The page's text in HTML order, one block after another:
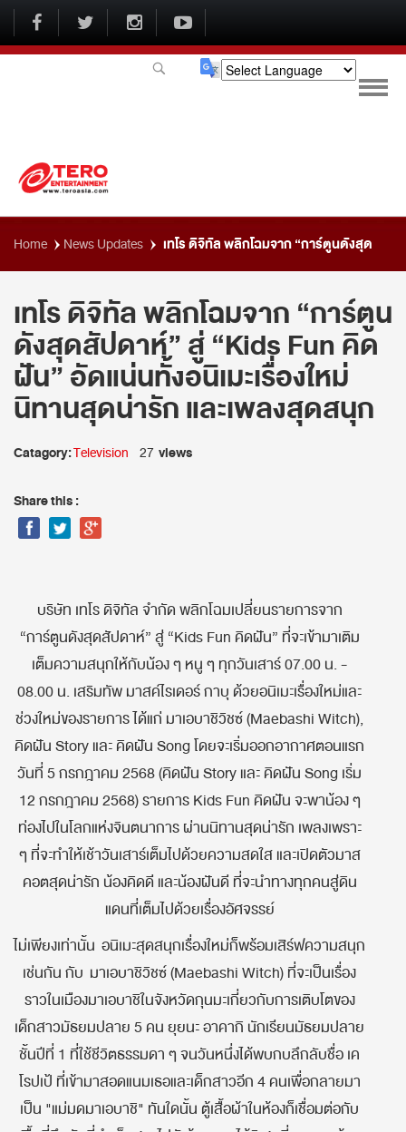
Home News Updates เทโร ดิจิทัล พลิกโฉมจาก “การ์ตูนดังสุด
สัปดาห์” สู่ “Kids Fun คิดฝัน” อัดแน่นทั้งอนิเมะเรื่องใหม่ นิทานสุดน่ารัก
และเพลงสุดสนุก
เทโร ดิจิทัล พลิกโฉมจาก “การ์ตูน
ดังสุดสัปดาห์” สู่ “Kids Fun คิด
ฝัน” อัดแน่นทั้งอนิเมะเรื่องใหม่
นิทานสุดน่ารัก และเพลงสุดสนุก
Catagory:Television 27 views
Share this :
บริษัท เทโร ดิจิทัล จำกัด พลิกโฉมเปลี่ยนรายการจาก
“การ์ตูนดังสุดสัปดาห์” สู่ “Kids Fun คิดฝัน” ที่จะเข้ามาเติม
เต็มความสนุกให้กับน้อง ๆ หนู ๆ ทุกวันเสาร์ 07.00 น. -
08.00 น. เสริมทัพ มาสค์ไรเดอร์ กาบุ ด้วยอนิเมะเรื่องใหม่และ
ช่วงใหม่ของรายการ ได้แก่ มาเอบาชิวิชซ์ (Maebashi Witch),
คิดฝัน Story และ คิดฝัน Song โดยจะเริ่มออกอากาศตอนแรก
วันที่ 5 กรกฎาคม 2568 (คิดฝัน Story และ คิดฝัน Song เริ่ม
12 กรกฎาคม 2568) รายการ Kids Fun คิดฝัน จะพาน้อง ๆ
ท่องไปในโลกแห่งจินตนาการ ผ่านนิทานสุดน่ารัก เพลงเพราะ
ๆ ที่จะทำให้เช้าวันเสาร์เต็มไปด้วยความสดใส และเปิดตัวมาส
คอตสุดน่ารัก น้องคิดดี และน้องฝันดี ที่จะนำทางทุกคนสู่ดิน
แดนที่เต็มไปด้วยเรื่องอัศจรรย์
ไม่เพียงเท่านั้น อนิเมะสุดสนุกเรื่องใหม่ก็พร้อมเสิร์ฟความสนุก
เช่นกัน กับ มาเอบาชิวิชซ์ (Maebashi Witch) ที่จะเป็นเรื่อง
ราวในเมืองมาเอบาชิในจังหวัดกุนมะเกี่ยวกับการเติบโตของ
เด็กสาวมัธยมปลาย 5 คน ยุยนะ อาคากิ นักเรียนมัธยมปลาย
ชั้นปีที่ 1 ที่ใช้ชีวิตธรรมดา ๆ จนวันหนึ่งได้พบกบลึกลับชื่อ เค
โรปเป้ ที่เข้ามาสอดแนมเธอและเด็กสาวอีก 4 คนเพื่อกลายมา
เป็น "แม่มดมาเอบาชิ" ทันใดนั้น ตู้เสื้อผ้าในห้องก็เชื่อมต่อกับ